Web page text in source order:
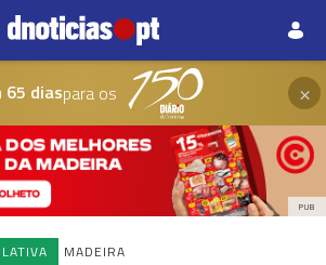
65 diaspara os ×
PUB
MADEIRA